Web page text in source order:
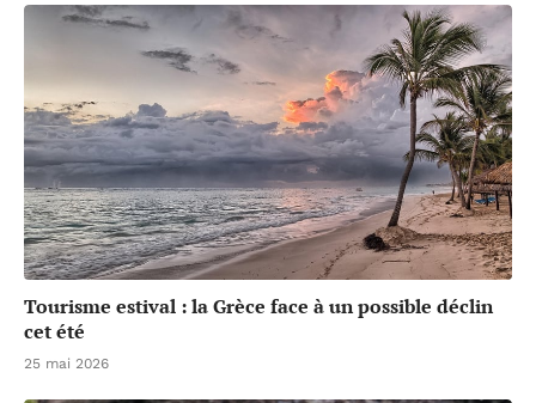
Tourisme estival : la Grèce face à un possible déclin
cet été
25 mai 2026